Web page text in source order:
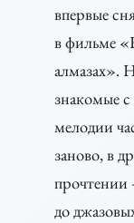
впервые
в фильме
алмазах».
знакомые
мелодии
заново, в
до